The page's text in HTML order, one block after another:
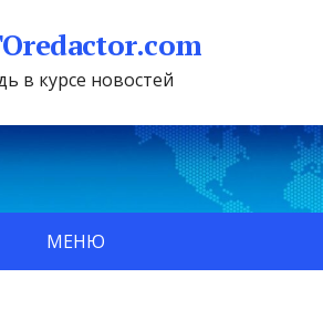
в курсе новостей
МЕНЮ